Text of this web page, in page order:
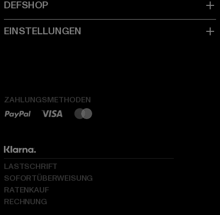
ZAHLUNGSMETHODEN
LASTSCHRIFT
SOFORTÜBERWEISUNG
RATENKAUF
RECHNUNG